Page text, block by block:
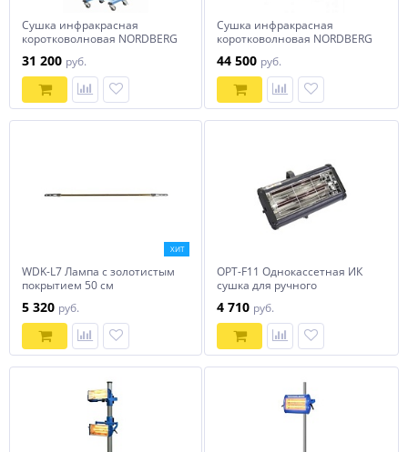
Сушка инфракрасная
коротковолновая NORDBERG
31 200 руб.
Сушка инфракрасная
коротковолновая NORDBERG
44 500 руб.
ХИТ
WDK-L7 Лампа с золотистым
покрытием 50 см
5 320 руб.
OPT-F11 Однокассетная ИК
сушка для ручного
4 710 руб.